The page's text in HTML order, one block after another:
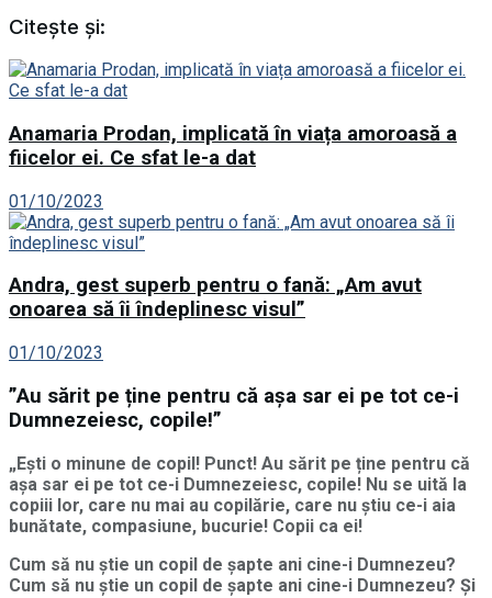
Citește și:
Anamaria Prodan, implicată în viața amoroasă a
fiicelor ei. Ce sfat le-a dat
01/10/2023
Andra, gest superb pentru o fană: „Am avut
onoarea să îi îndeplinesc visul”
01/10/2023
”Au sărit pe ține pentru că așa sar ei pe tot ce-i
Dumnezeiesc, copile!”
„Ești o minune de copil! Punct! Au sărit pe ține pentru că
așa sar ei pe tot ce-i Dumnezeiesc, copile! Nu se uită la
copiii lor, care nu mai au copilărie, care nu știu ce-i aia
bunătate, compasiune, bucurie! Copii ca ei!
Cum să nu știe un copil de șapte ani cine-i Dumnezeu?
Cum să nu știe un copil de șapte ani cine-i Dumnezeu? Și